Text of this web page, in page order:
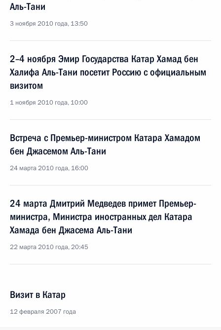
Аль-Тани
3 ноября 2010 года, 13:50
2–4 ноября Эмир Государства Катар Хамад бен
Халифа Аль-Тани посетит Россию с официальным
визитом
1 ноября 2010 года, 10:00
Встреча с Премьер-министром Катара Хамадом
бен Джасемом Аль-Тани
24 марта 2010 года, 16:00
24 марта Дмитрий Медведев примет Премьер-
министра, Министра иностранных дел Катара
Хамада бен Джасема Аль-Тани
22 марта 2010 года, 20:45
Визит в Катар
12 февраля 2007 года